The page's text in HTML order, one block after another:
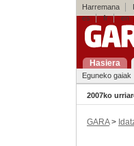
Harremana
es
fr en
Hasiera
Eguneko gaiak
2007ko
GARA>